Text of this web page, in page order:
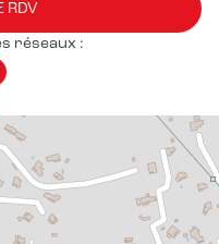
RDV
réseaux :